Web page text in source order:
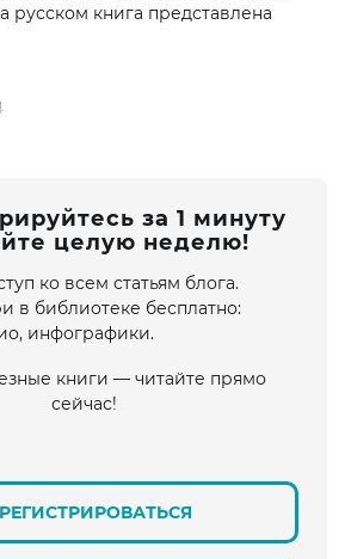
русском книга представлена
за 1 минуту
целую неделю!
ко всем статьям блога.
в библиотеке бесплатно:
инфографики.
книги — читайте прямо
сейчас!